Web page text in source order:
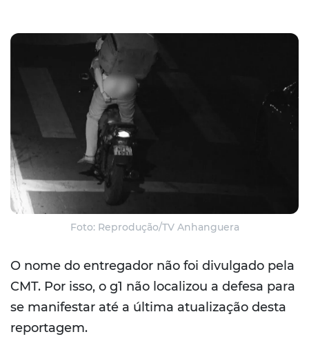
Foto: Reprodução/TV Anhanguera
O nome do entregador não foi divulgado pela
CMT. Por isso, o g1 não localizou a defesa para
se manifestar até a última atualização desta
reportagem.